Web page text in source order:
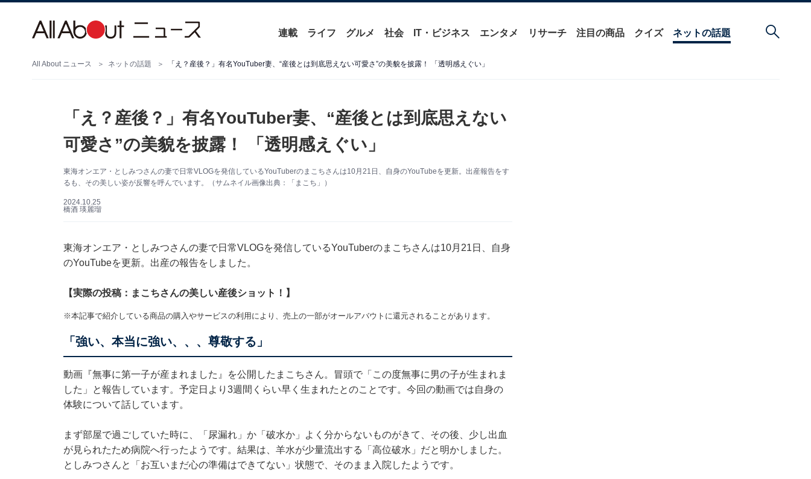
連載 ライフ グルメ 社会 IT・ビジネス エンタメ リサーチ 注目の商品 クイズ ネットの話題
All About ニュース ネットの話題 「え？産後？」有名YouTuber妻、“産後とは到底思えない可愛さ”の美貌を披露！ 「透明感えぐい」
「え？産後？」有名YouTuber妻、“産後とは到底思えない
可愛さ”の美貌を披露！ 「透明感えぐい」
東海オンエア・としみつさんの妻で日常VLOGを発信しているYouTuberのまこちさんは10月21日、自身のYouTubeを更新。出産報告をす
るも、その美しい姿が反響を呼んでいます。（サムネイル画像出典：「まこち」）
2024.10.25
橋酒 瑛麗瑠
東海オンエア・としみつさんの妻で日常VLOGを発信しているYouTuberのまこちさんは10月21日、自身
のYouTubeを更新。出産の報告をしました。
【実際の投稿：まこちさんの美しい産後ショット！】
※本記事で紹介している商品の購入やサービスの利用により、売上の一部がオールアバウトに還元されることがあります。
「強い、本当に強い、、、尊敬する」
動画『無事に第一子が産まれました』を公開したまこちさん。冒頭で「この度無事に男の子が生まれま
した」と報告しています。予定日より3週間くらい早く生まれたとのことです。今回の動画では自身の
体験について話しています。
まず部屋で過ごしていた時に、「尿漏れ」か「破水か」よく分からないものがきて、その後、少し出血
が見られたため病院へ行ったようです。結果は、羊水が少量流出する「高位破水」だと明かしました。
としみつさんと「お互いまだ心の準備はできてない」状態で、そのまま入院したようです。